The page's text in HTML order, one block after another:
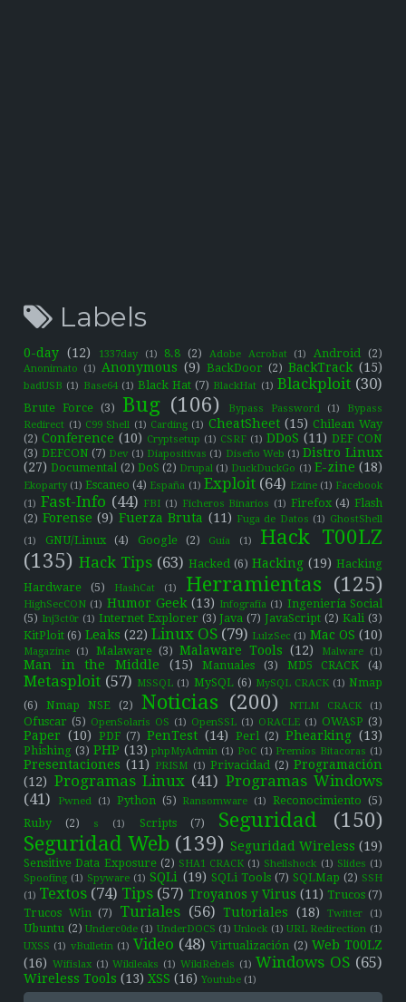
Labels
0-day (12) 1337day (1) 8.8 (2) Adobe Acrobat (1) Android (2)
Anonimato (1) Anonymous (9) BackDoor (2) BackTrack (15)
badUSB (1) Base64 (1) Black Hat (7) BlackHat (1) Blackploit (30)
Brute Force (3) Bug (106) Bypass Password (1)
Bypass
Redirect (1) C99 Shell (1) Carding (1) CheatSheet (15) Chilean Way
(2) Conference (10) Cryptsetup (1) CSRF (1) DDoS (11) DEF CON
(3) DEFCON (7) Dev (1) Diapositivas (1) Diseño Web (1) Distro Linux
(27) Documental (2) DoS (2) Drupal (1) DuckDuckGo (1) E-zine (18)
Ekoparty (1) Escaneo (4) España (1) Exploit (64) Ezine (1) Facebook
(1) Fast-Info (44) FBI (1) Ficheros Binarios (1) Firefox (4) Flash
(2) Forense (9) Fuerza Bruta (11) Fuga de Datos (1) GhostShell
(1)
GNU/Linux (4) Google (2) Guía (1)
Hack T00LZ
(135) Hack Tips (63) Hacked (6) Hacking (19) Hacking
Hardware
(5) HashCat (1) Herramientas (125)
HighSecCON (1) Humor Geek (13) Infografía (1) Ingeniería Social
(5) Inj3ct0r (1) Internet Explorer (3) Java (7) JavaScript (2) Kali (3)
KitPloit (6) Leaks (22) Linux OS (79) LulzSec (1) Mac OS (10)
Magazine (1) Malaware (3) Malaware Tools (12) Malware (1)
Man in the Middle (15) Manuales (3) MD5 CRACK (4)
Metasploit (57) MSSQL (1) MySQL (6) MySQL CRACK (1) Nmap
(6)
Nmap NSE (2) Noticias (200) NTLM CRACK (1)
Ofuscar (5) OpenSolaris OS (1) OpenSSL (1) ORACLE (1) OWASP (3)
Paper (10) PDF (7) PenTest (14) Perl (2) Phearking (13)
Phishing (3) PHP (13) phpMyAdmin (1) PoC (1) Premios Bitacoras (1)
Presentaciones (11) PRISM (1) Privacidad (2) Programación
(12) Programas Linux (41) Programas Windows
(41)
Pwned (1) Python (5) Ransomware (1) Reconocimiento (5)
Ruby
(2) s (1) Scripts (7) Seguridad
(150)
Seguridad Web (139) Seguridad Wireless (19)
Sensitive Data Exposure (2) SHA1 CRACK (1) Shellshock (1) Slides (1)
Spoofing (1) Spyware (1) SQLi (19) SQLi Tools (7) SQLMap (2) SSH
(1) Textos (74) Tips (57) Troyanos y Virus (11) Trucos (7)
Trucos Win (7) Turiales (56) Tutoriales (18) Twitter (1)
Ubuntu (2) Underc0de (1) UnderDOCS (1) Unlock (1) URL Redirection (1)
UXSS (1) vBulletin (1) Video (48) Virtualización (2) Web T00LZ
(16) Wifislax (1) Wikileaks (1) WikiRebels (1) Windows OS (65)
Wireless Tools (13) XSS (16) Youtube (1)